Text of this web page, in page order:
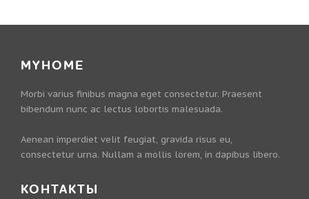
MYHOME
Morbi varius finibus magna eget consectetur. Praesent
bibendum nunc ac lectus lobortis malesuada.
Aenean imperdiet velit feugiat, gravida risus eu,
consectetur urna. Nullam a mollis lorem, in dapibus libero.
КОНТАКТЫ